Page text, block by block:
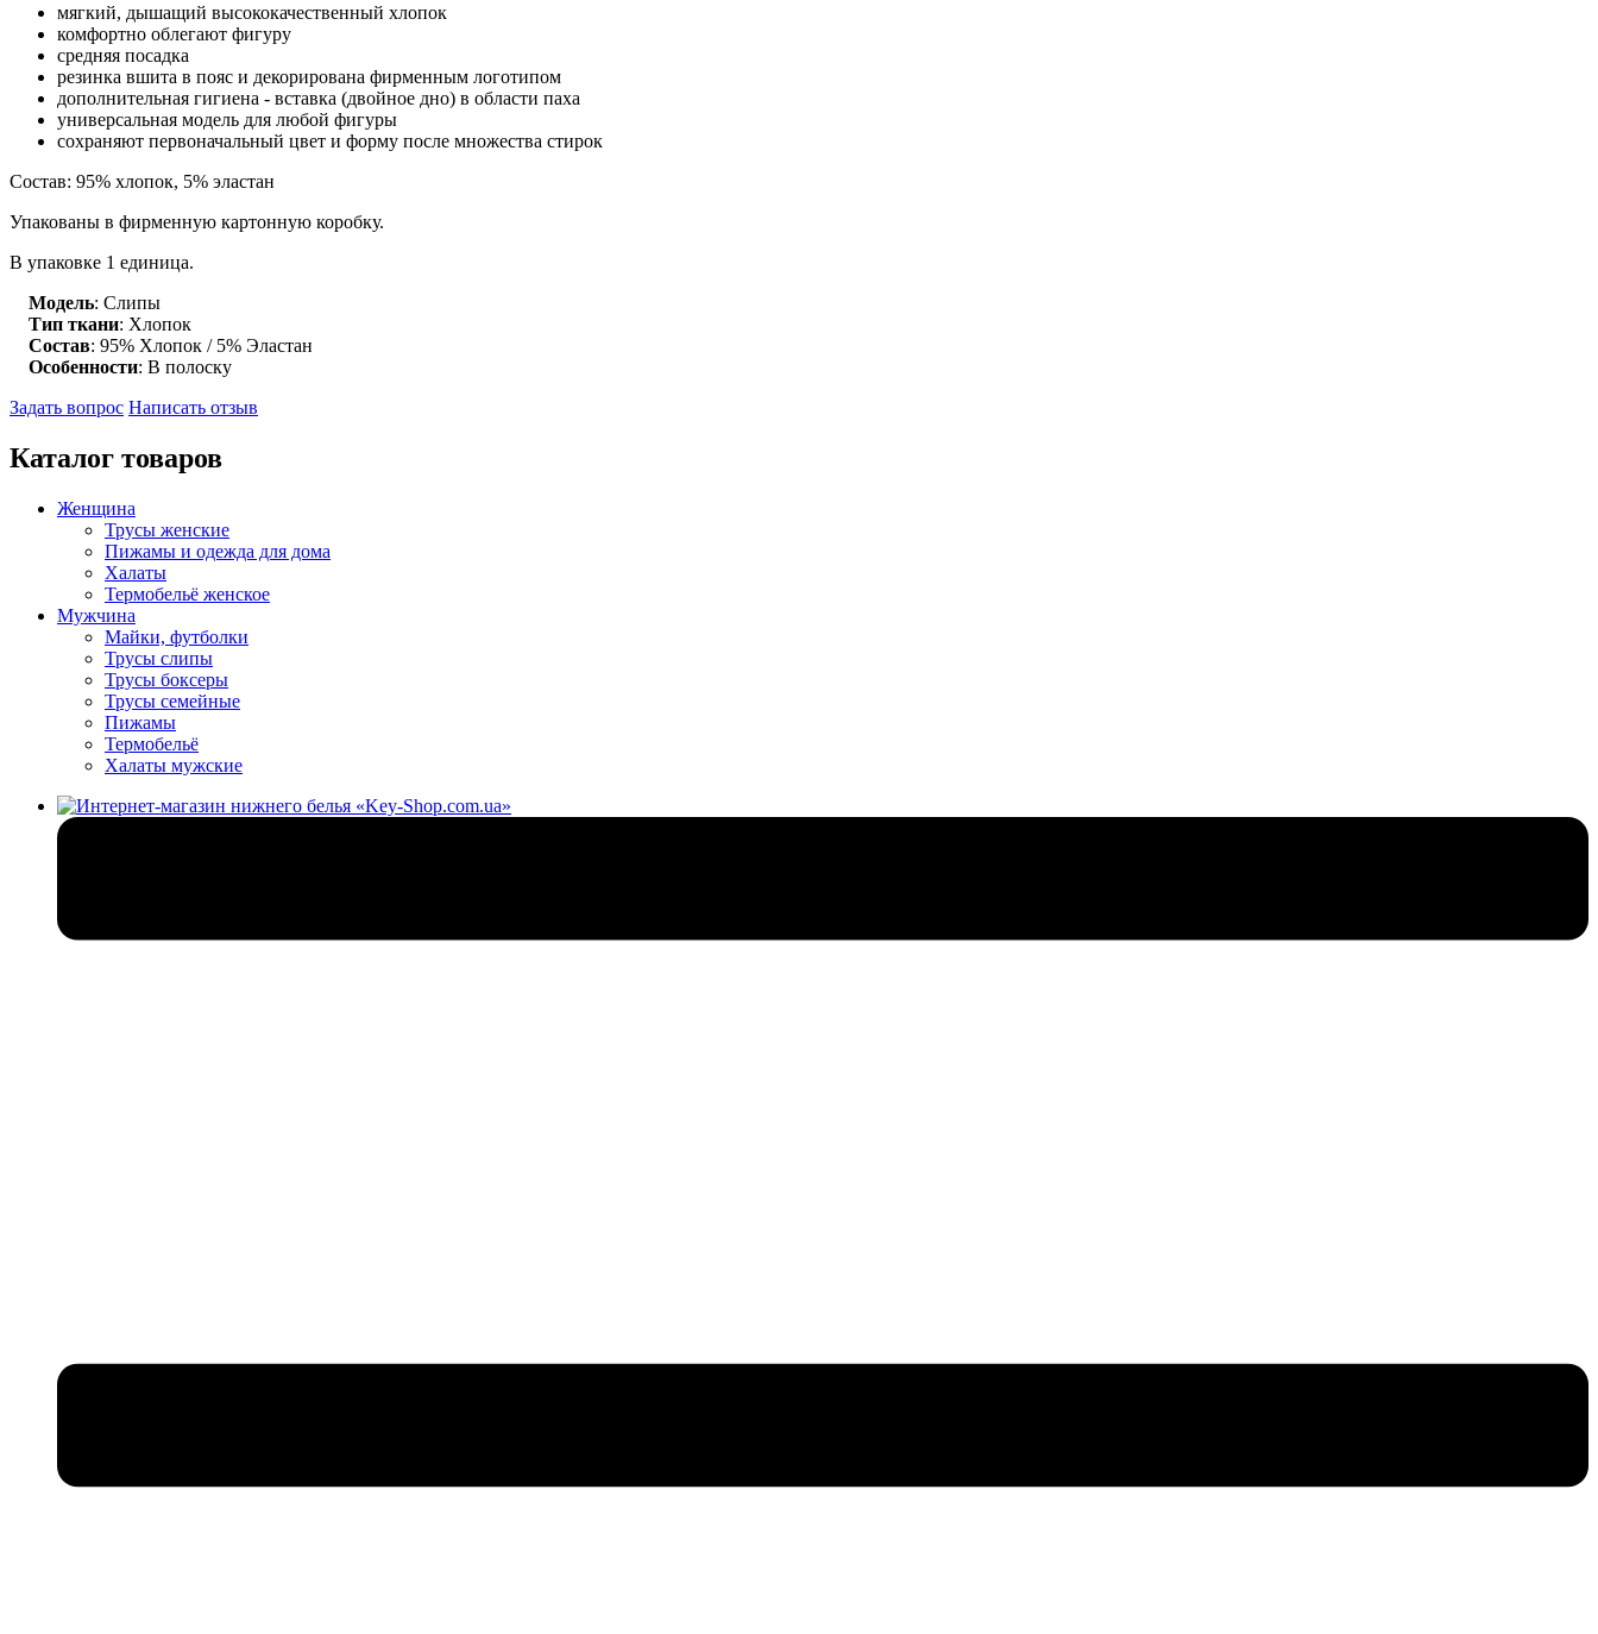
мягкий, дышащий высококачественный хлопок
комфортно облегают фигуру
средняя посадка
резинка вшита в пояс и декорирована фирменным логотипом
дополнительная гигиена - вставка (двойное дно) в области паха
универсальная модель для любой фигуры
сохраняют первоначальный цвет и форму после множества стирок
Состав: 95% хлопок, 5% эластан
Упакованы в фирменную картонную коробку.
В упаковке 1 единица.
Модель: Слипы
Тип ткани: Хлопок
Состав: 95% Хлопок / 5% Эластан
Особенности: В полоску
Задать вопрос Написать отзыв
Каталог товаров
Женщина
Трусы женские
Пижамы и одежда для дома
Халаты
Термобельё женское
Мужчина
Майки, футболки
Трусы слипы
Трусы боксеры
Трусы семейные
Пижамы
Термобельё
Халаты мужские